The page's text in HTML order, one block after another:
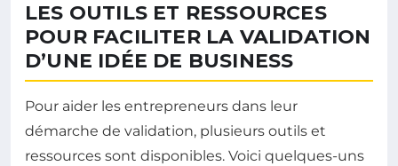
LES OUTILS ET RESSOURCES
POUR FACILITER LA VALIDATION
D’UNE IDÉE DE BUSINESS
Pour aider les entrepreneurs dans leur
démarche de validation, plusieurs outils et
ressources sont disponibles. Voici quelques-uns